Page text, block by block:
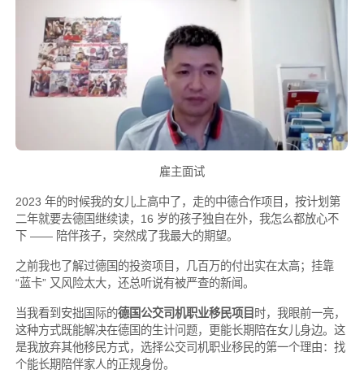
雇主面试
2023 年的时候我的女儿上高中了，走的中德合作项目，按计划第
二年就要去德国继续读，16 岁的孩子独自在外，我怎么都放心不
下 —— 陪伴孩子，突然成了我最大的期望。
之前我也了解过德国的投资项目，几百万的付出实在太高；挂靠
“蓝卡” 又风险太大，还总听说有被严查的新闻。
当我看到安拙国际的德国公交司机职业移民项目 时，我眼前一亮，
这种方式既能解决在德国的生计问题，更能长期陪在女儿身边。这
是我放弃其他移民方式，选择公交司机职业移民的第一个理由：找
个能长期陪伴家人的正规身份。